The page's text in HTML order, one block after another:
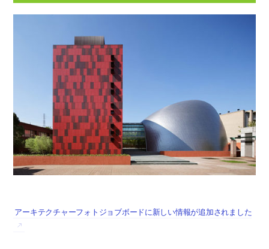
アーキテクチャーフォトジョブボードに新しい情報が追加されました